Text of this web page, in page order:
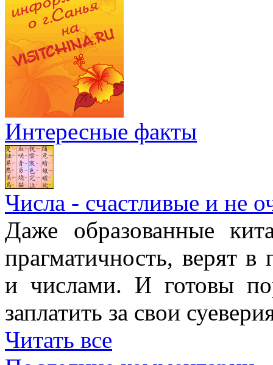
Интересные факты
Числа - счастливые и не
Даже образованные
прагматичность, верят
и числами. И готовы
заплатить за свои
Читать все